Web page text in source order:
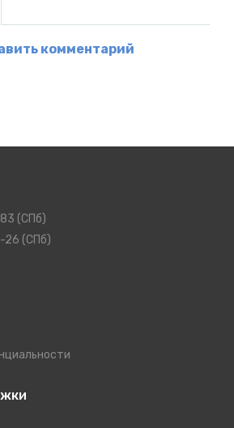
комментарий
(СПб)
26 (СПб)